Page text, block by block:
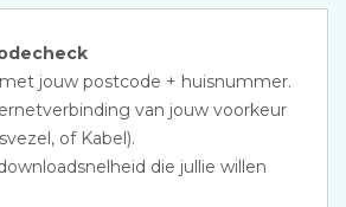
jouw postcode + huisnummer.
van jouw voorkeur
of Kabel).
die jullie willen